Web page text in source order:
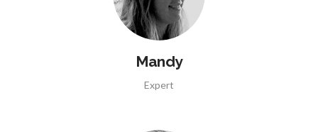
Mandy
Expert